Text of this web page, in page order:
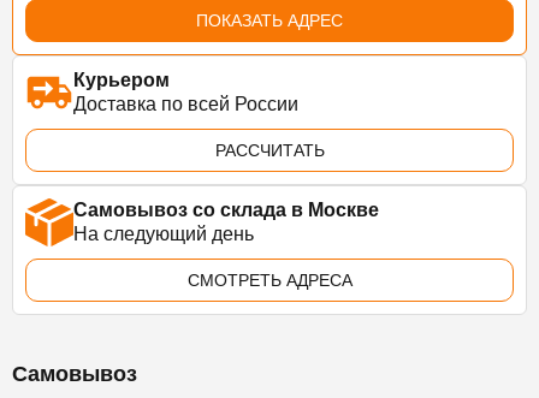
ПОКАЗАТЬ АДРЕС
Курьером
Доставка по всей России
РАССЧИТАТЬ
Самовывоз со склада в Москве
На следующий день
СМОТРЕТЬ АДРЕСА
Самовывоз